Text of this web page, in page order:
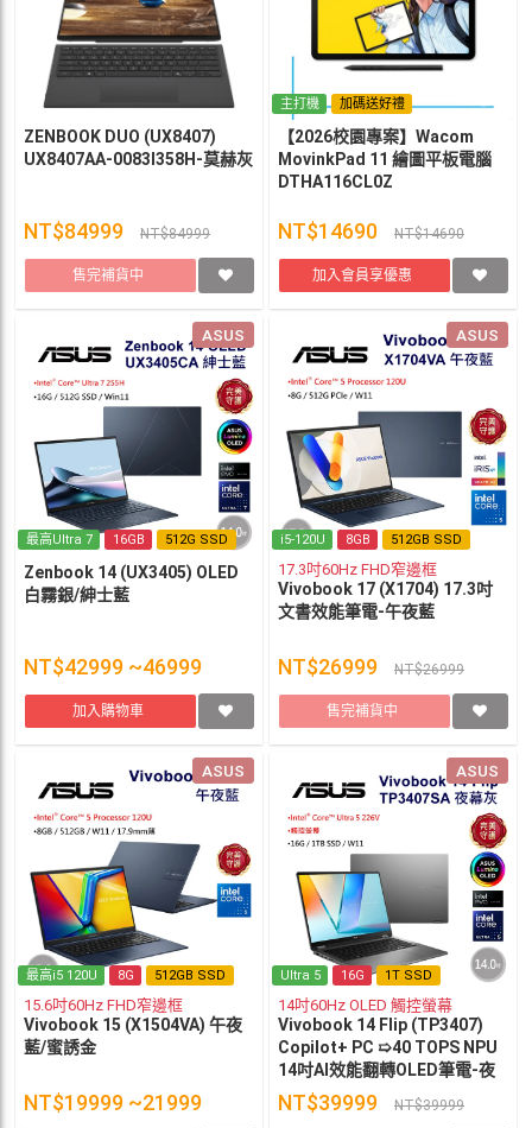
ZENBOOK DUO (UX8407)
UX8407AA-0083I358H-莫赫灰
NT$84999 NT$84999
售完補貨中
主打機 加碼送好禮
【2026校園專案】Wacom
MovinkPad 11 繪圖平板電腦
DTHA116CL0Z
NT$14690 NT$14690
加入會員享優惠
ASUS
最高Ultra 7 16GB 512G SSD
Zenbook 14 (UX3405) OLED
白霧銀/紳士藍
NT$42999 ~46999
加入購物車
ASUS
i5-120U 8GB 512GB SSD
17.3吋60Hz FHD窄邊框
Vivobook 17 (X1704) 17.3吋
文書效能筆電-午夜藍
NT$26999 NT$26999
售完補貨中
ASUS
最高i5 120U 8G 512GB SSD
15.6吋60Hz FHD窄邊框
Vivobook 15 (X1504VA) 午夜
藍/蜜誘金
NT$19999 ~21999
ASUS
Ultra 5 16G 1T SSD
14吋60Hz OLED 觸控螢幕
Vivobook 14 Flip (TP3407)
Copilot+ PC ➯40 TOPS NPU
14吋AI效能翻轉OLED筆電-夜
幕灰
NT$39999 NT$39999